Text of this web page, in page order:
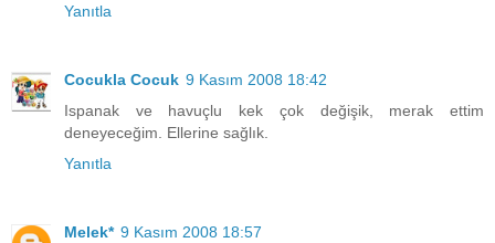
Yanıtla
Cocukla Cocuk 9 Kasım 2008 18:42
Ispanak ve havuçlu kek çok değişik, merak ettim
deneyeceğim. Ellerine sağlık.
Yanıtla
Melek* 9 Kasım 2008 18:57